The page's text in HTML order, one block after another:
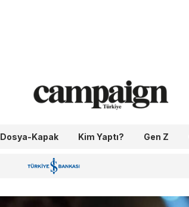
Dosya-Kapak Kim Yaptı? Gen Z
İş Bankası 100.Yıl